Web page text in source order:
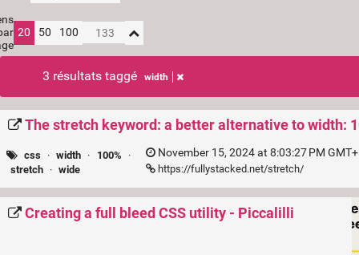
20 50 100
3 résultats taggé width
The stretch keyword: a better alternative to width:
css · width · 100%
·
stretch · wide
November 15, 2024 at 8:03:27 PM
https://fullystacked.net/stretch/
Creating a full bleed CSS utility - Piccalilli